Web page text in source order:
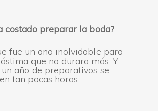
costado preparar la boda?
fue un año inolvidable para
que no durara más. Y
año de preparativos se
tan pocas horas.